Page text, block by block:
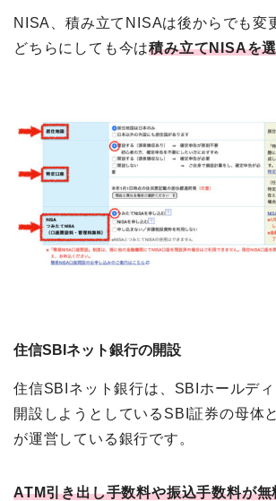
NISA、積み立てNISAは後からでも変
どちらにしても今は積み立てNISAを
住信SBIネット銀行の開設
住信SBIネット銀行は、SBIホールデ
開設しようとしているSBI証券の母体
が運営している銀行です。
ATM引き出し手数料や振込手数料が